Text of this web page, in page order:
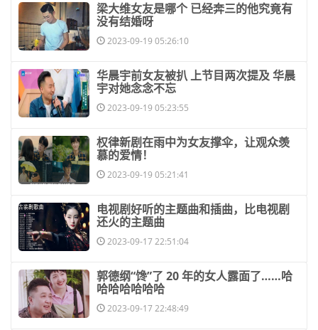
​梁大维女友是哪个 已经奔三的他究竟有
没有结婚呀
2023-09-19 05:26:10
​华晨宇前女友被扒 上节目两次提及 华晨
宇对她念念不忘
2023-09-19 05:23:55
​权律新剧在雨中为女友撑伞，让观众羡
慕的爱情！
2023-09-19 05:21:41
​电视剧好听的主题曲和插曲，比电视剧
还火的主题曲
2023-09-17 22:51:04
​郭德纲“馋”了 20 年的女人露面了……哈
哈哈哈哈哈哈
2023-09-17 22:48:49